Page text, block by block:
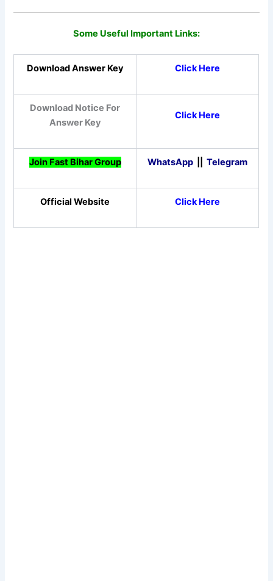
Some Useful Important Links:
Download Answer Key Click Here
Download Notice For
Answer Key
Click Here
Join Fast Bihar Group WhatsApp ||Telegram
Official Website Click Here